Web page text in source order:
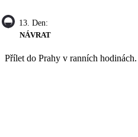
13. Den:
NÁVRAT
Přílet do Prahy v ranních hodinách.